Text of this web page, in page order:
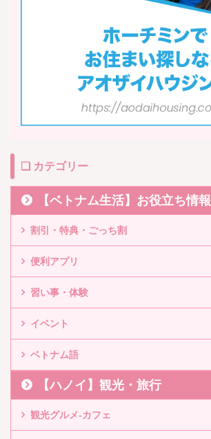
❏ カテゴリー
【ベトナム生活】お役立ち情報
割引・特典・ごっち割
便利アプリ
習い事・体験
イベント
ベトナム語
【ハノイ】観光・旅行
観光グルメ-カフェ